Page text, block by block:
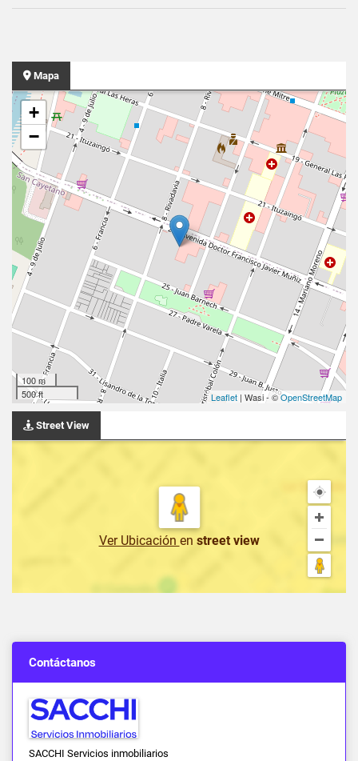
Mapa
+
−
100 m
500 ft
Leaflet | Wasi - ©OpenStreetMap
Street View
Ver Ubicación en street view
Contáctanos
SACCHI Servicios inmobiliarios